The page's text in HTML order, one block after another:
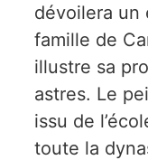
dévoilera un
famille de
illustre sa
astres. Le
issu de
toute la